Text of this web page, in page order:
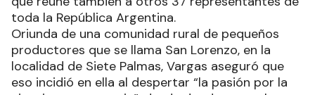
toda la República Argentina.
Oriunda de una comunidad rural de pequeños
productores que se llama San Lorenzo, en la
localidad de Siete Palmas, Vargas aseguró que
eso incidió en ella al despertar “la pasión por la